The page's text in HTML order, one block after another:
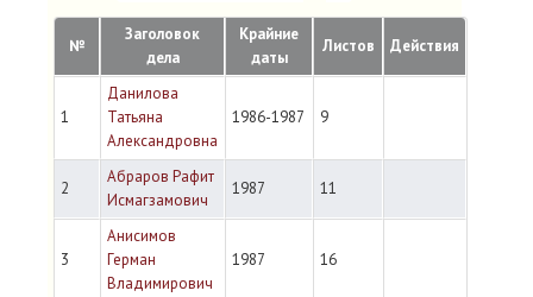
№
Заголовок
дела
Крайние
даты
Листов Действия
1
Данилова
Татьяна
Александровна
1986-1987 9
2
Абраров Рафит
Исмагзамович
1987 11
3
Анисимов
Герман
Владимирович
1987 16